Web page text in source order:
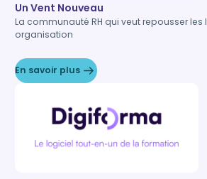
Un Vent Nouveau
La communauté RH qui veut repousser les
organisation
En savoir plus